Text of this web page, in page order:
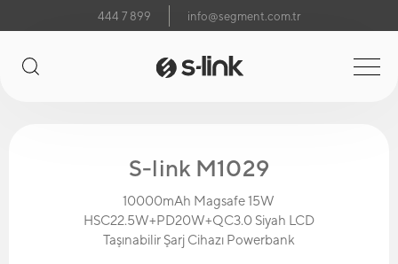
444 7 899 info@segment.com.tr
S-link M1029
10000mAh Magsafe 15W
HSC22.5W+PD20W+QC3.0 Siyah LCD
Taşınabilir Şarj Cihazı Powerbank